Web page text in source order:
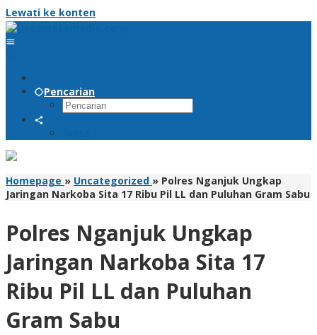
Lewati ke konten
Pencarian
Homepage » Uncategorized » Polres Nganjuk Ungkap
Jaringan Narkoba Sita 17 Ribu Pil LL dan Puluhan Gram Sabu
Polres Nganjuk Ungkap
Jaringan Narkoba Sita 17
Ribu Pil LL dan Puluhan
Gram Sabu